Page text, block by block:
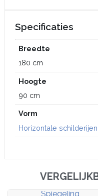
Specificaties
Breedte
180 cm
Hoogte
90 cm
Vorm
Horizontale schilderijen